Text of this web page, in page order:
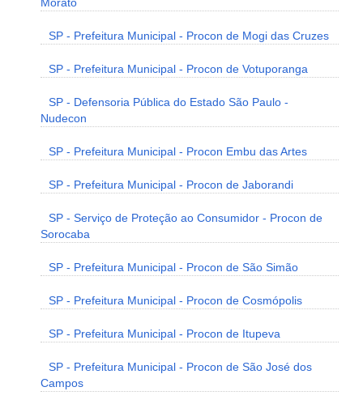
Morato
SP - Prefeitura Municipal - Procon de Mogi das Cruzes
SP - Prefeitura Municipal - Procon de Votuporanga
SP - Defensoria Pública do Estado São Paulo -
Nudecon
SP - Prefeitura Municipal - Procon Embu das Artes
SP - Prefeitura Municipal - Procon de Jaborandi
SP - Serviço de Proteção ao Consumidor - Procon de
Sorocaba
SP - Prefeitura Municipal - Procon de São Simão
SP - Prefeitura Municipal - Procon de Cosmópolis
SP - Prefeitura Municipal - Procon de Itupeva
SP - Prefeitura Municipal - Procon de São José dos
Campos